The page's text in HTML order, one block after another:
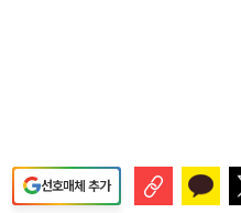
선호매체 추가